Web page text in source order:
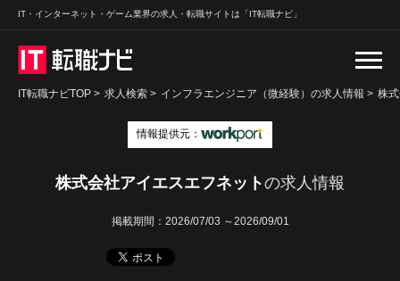
IT・インターネット・ゲーム業界の求人・転職サイトは「IT転職ナビ」
IT転職ナビTOP > 求人検索 > インフラエンジニア（微経験）の求人情報 > 株
情報提供元：
株式会社アイエスエフネットの求人情報
掲載期間： 2026/07/03 ～2026/09/01